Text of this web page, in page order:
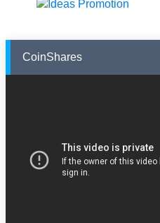
CoinShares